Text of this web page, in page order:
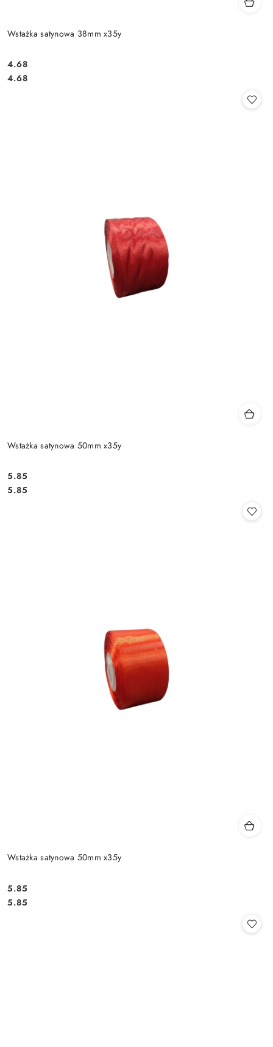
Wstażka satynowa 38mm x35y
Cena:
4.68
Cena:
4.68
Wstażka satynowa 50mm x35y
Cena:
5.85
Cena:
5.85
Wstażka satynowa 50mm x35y
Cena:
5.85
Cena:
5.85